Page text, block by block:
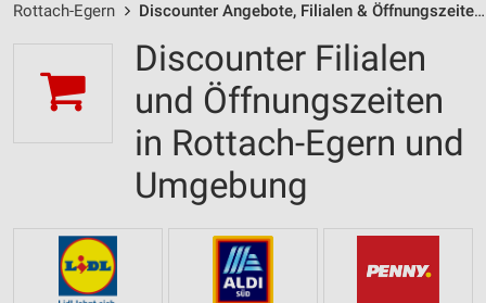
Rottach-Egern Discounter Angebote, Filialen & Öffnungszeiten
Discounter Filialen
und Öffnungszeiten
in Rottach-Egern und
Umgebung